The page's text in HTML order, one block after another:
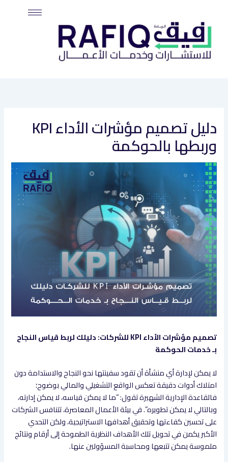
المحتوى
دليل تصميم مؤشرات الأداء KPI
وربطها بالحوكمة
تصميم مؤشرات الأداء KPI للشركات: دليلك لربط قياس النجاح
بـ خدمات الحوكمة
لا يمكن لإدارة أي منشأة أن تقود سفينتها نحو النجاح والاستدامة دون
امتلاك أدوات دقيقة تعكس الواقع التشغيلي والمالي بوضوح؛
فالقاعدة الإدارية الشهيرة تقول: “ما لا يمكن قياسه، لا يمكن إدارته،
وبالتالي لا يمكن تطويره”. في بيئة الأعمال المعاصرة، تتنافس الشركات
على تحسين كفاءتها وتحقيق أهدافها الاستراتيجية، ولكن التحدي
الأكبر يكمن في تحويل تلك الأهداف النظرية الطموحة إلى أرقام ونتائج
ملموسة يمكن تتبعها ومحاسبة المسؤولين عنها.